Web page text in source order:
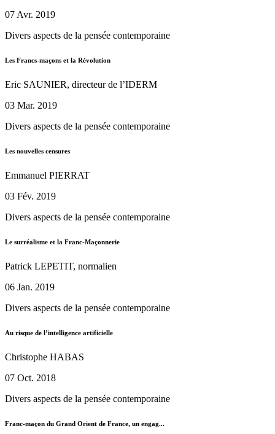
07 Avr. 2019
Divers aspects de la pensée contemporaine
Les Francs-maçons et la Révolution
Eric SAUNIER, directeur de l’IDERM
03 Mar. 2019
Divers aspects de la pensée contemporaine
Les nouvelles censures
Emmanuel PIERRAT
03 Fév. 2019
Divers aspects de la pensée contemporaine
Le surréalisme et la Franc-Maçonnerie
Patrick LEPETIT, normalien
06 Jan. 2019
Divers aspects de la pensée contemporaine
Au risque de l’intelligence artificielle
Christophe HABAS
07 Oct. 2018
Divers aspects de la pensée contemporaine
Franc-maçon du Grand Orient de France, un engag...